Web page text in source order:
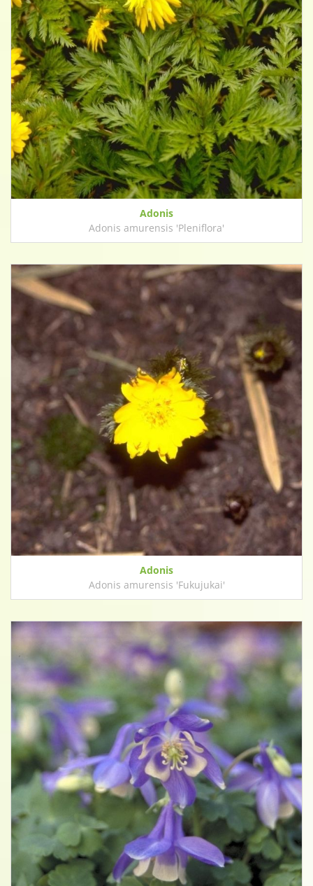
Adonis
Adonis amurensis 'Pleniflora'
Adonis
Adonis amurensis 'Fukujukai'